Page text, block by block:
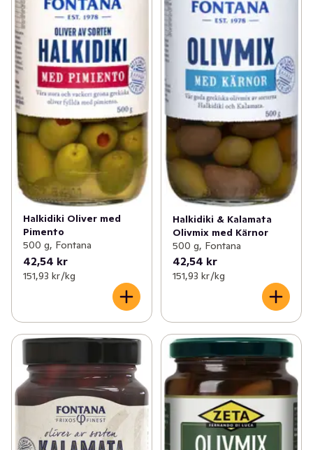
Halkidiki Oliver med
Pimento
500 g, Fontana
42,54 kr
151,93 kr /kg
Halkidiki & Kalamata
Olivmix med Kärnor
500 g, Fontana
42,54 kr
151,93 kr /kg